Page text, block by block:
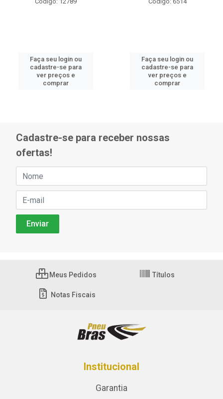
Faça seu login ou
cadastre-se para
ver preços e
comprar
Faça seu login ou
cadastre-se para
ver preços e
comprar
Cadastre-se para receber nossas
ofertas!
Meus Pedidos Títulos
Notas Fiscais
Institucional
Garantia